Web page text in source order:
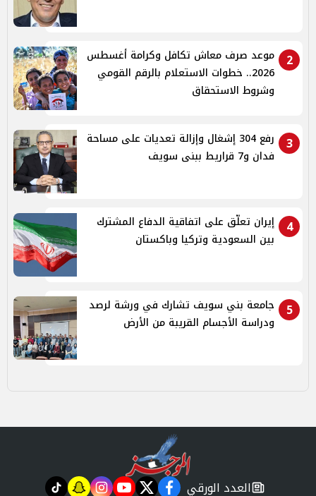
2
موعد صرف معاش تكافل وكرامة أغسطس
2026.. خطوات الاستعلام بالرقم القومي
وشروط الاستحقاق
3
رفع 304 إشغال وإزالة تعديات على مساحة
فدان و7 قراريط ببنى سويف
4
إيران تعلّق على اتفاقية الدفاع المشترك
بين السعودية وتركيا وباكستان
5
جامعة بني سويف تشارك في ورشة لرصد
ودراسة الأجسام القريبة من الأرض
العدد الورقي